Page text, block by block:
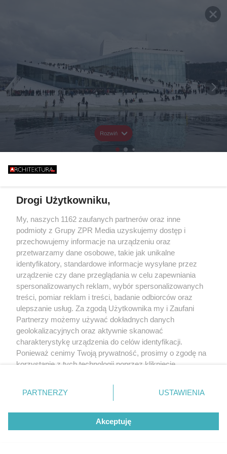
Rozwiń
Drogi Użytkowniku,
My, naszych 1162 zaufanych partnerów oraz inne
podmioty z Grupy ZPR Media uzyskujemy dostęp i
przechowujemy informacje na urządzeniu oraz
przetwarzamy dane osobowe, takie jak unikalne
identyfikatory, standardowe informacje wysyłane przez
urządzenie czy dane przeglądania w celu zapewniania
spersonalizowanych reklam, wybór spersonalizowanych
treści, pomiar reklam i treści, badanie odbiorców oraz
ulepszanie usług. Za zgodą Użytkownika my i Zaufani
Partnerzy możemy używać dokładnych danych
geolokalizacyjnych oraz aktywnie skanować
charakterystykę urządzenia do celów identyfikacji.
Ponieważ cenimy Twoją prywatność, prosimy o zgodę na
korzystanie z tych technologii poprzez kliknięcie
zmienić/wycofać klikając przycisk ustawień prywatności
znajdujący się w lewym dolnym rogu strony
rodzaje przetwarzania danych nie wymagają zgody
użytkownika, ale masz prawo sprzeciwić się takiemu
przetwarzaniu. Preferencje będą miały zastosowanie tylko
PARTNERZY USTAWIENIA
Akceptuję